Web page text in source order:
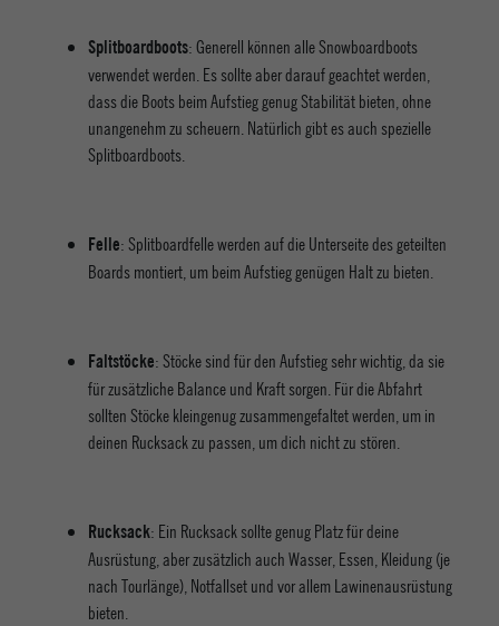
Splitboardboots: Generell können alle Snowboardboots
verwendet werden. Es sollte aber darauf geachtet werden,
dass die Boots beim Aufstieg genug Stabilität bieten, ohne
unangenehm zu scheuern. Natürlich gibt es auch spezielle
Splitboardboots.
Felle: Splitboardfelle werden auf die Unterseite des geteilten
Boards montiert, um beim Aufstieg genügen Halt zu bieten.
Faltstöcke: Stöcke sind für den Aufstieg sehr wichtig, da sie
für zusätzliche Balance und Kraft sorgen. Für die Abfahrt
sollten Stöcke kleingenug zusammengefaltet werden, um in
deinen Rucksack zu passen, um dich nicht zu stören.
Rucksack: Ein Rucksack sollte genug Platz für deine
Ausrüstung, aber zusätzlich auch Wasser, Essen, Kleidung (je
nach Tourlänge), Notfallset und vor allem Lawinenausrüstung
bieten.